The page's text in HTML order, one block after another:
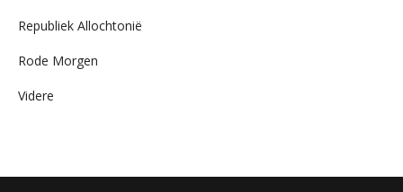
Republiek Allochtonië
Rode Morgen
Videre